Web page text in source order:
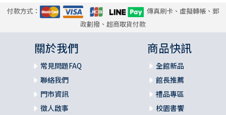
付款方式：
傳真刷卡、虛擬轉帳、郵
政劃撥、超商取貨付款
關於我們
常見問題FAQ
聯絡我們
門市資訊
徵人啟事
商品快訊
全館新品
館長推薦
禮品專區
校園書饗